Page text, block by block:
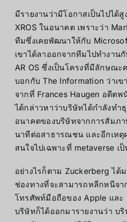
มีรายงานว่ามีโอกาสเป็นไปได้
XROS ในอนาคต เพราะว่า
ทีมซึ่งเคยพัฒนาให้กับ
เขาได้ลาออกจากทีมไปทำงาน
AR OS ซึ่งเป็นโครงที่มีลักษณะ
บอกกับ The Information ว่าเ
จากที่ Frances Haugen อดีตพ
ได้กล่าวหาว่าบริษัทได้กำลังทำ
อนาคตของบริษัทจากการสัมภ
นาทีต่อสาธารณชน และอีกเหตุ
สนใจไปเฉพาะที่ metaverse เ
อย่างไรก็ตาม Zuckerberg ได้
ช่องทางที่จะสามารถหลีกหนีจา
โทรศัพท์มือถือของ Apple และ
บริษัทก็ได้ออกมารายงานว่า บ